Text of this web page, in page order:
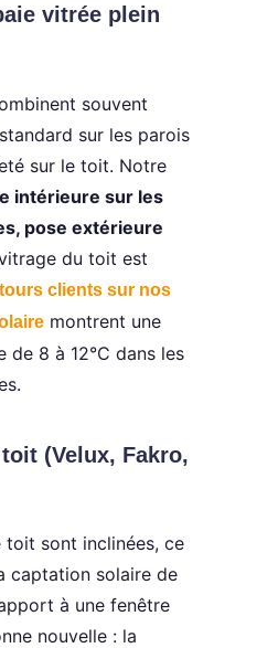
vitrée plein
souvent
sur les parois
sur le toit. Notre
intérieure sur les
pose extérieure
du toit est
clients sur nos
montrent une
de 8 à 12°C dans les
(Velux, Fakro,
toit sont inclinées, ce
captation solaire de
à une fenêtre
nouvelle : la